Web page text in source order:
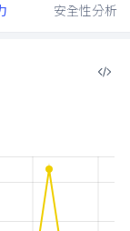
安全性分析